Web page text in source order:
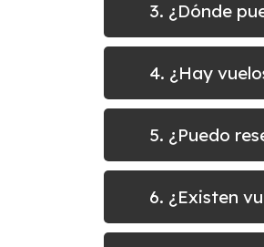
3. ¿Dónde
4. ¿Hay
5. ¿Puedo
6. ¿Existen